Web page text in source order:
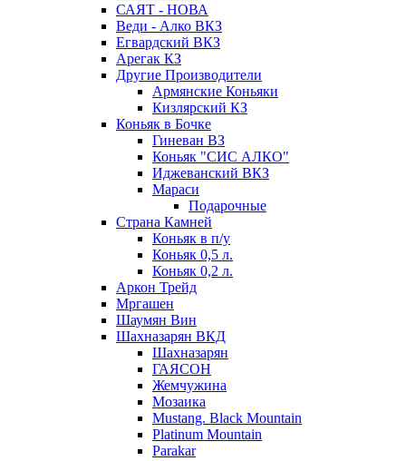
САЯТ - НОВА
Веди - Алко ВКЗ
Егвардский ВКЗ
Арегак КЗ
Другие Производители
Армянские Коньяки
Кизлярский КЗ
Коньяк в Бочке
Гиневан ВЗ
Коньяк "СИС АЛКО"
Иджеванский ВКЗ
Мараси
Подарочные
Страна Камней
Коньяк в п/у
Коньяк 0,5 л.
Коньяк 0,2 л.
Аркон Трейд
Мргашен
Шаумян Вин
Шахназарян ВКД
Шахназарян
ГАЯСОН
Жемчужина
Мозаика
Mustang. Black Mountain
Platinum Mountain
Parakar